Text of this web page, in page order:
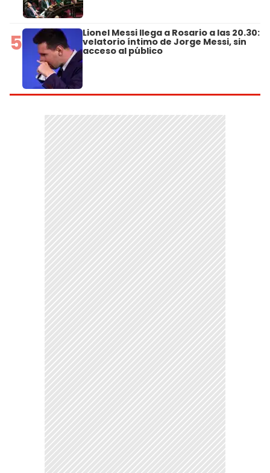
5 Lionel Messi llega a Rosario a las 20.30:
velatorio íntimo de Jorge Messi, sin
acceso al público